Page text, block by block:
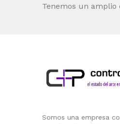
Tenemos un amplio
Somos una empresa